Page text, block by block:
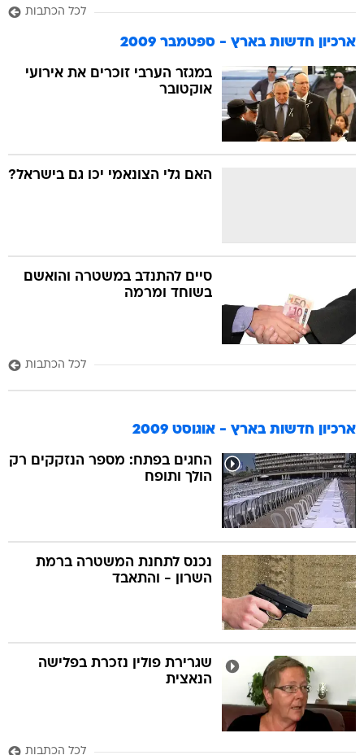
לכל הכתבות
ארכיון חדשות בארץ - ספטמבר 2009
במגזר הערבי זוכרים את אירועי
אוקטובר
האם גלי הצונאמי יכו גם בישראל?
סיים להתנדב במשטרה והואשם
בשוחד ומרמה
לכל הכתבות
ארכיון חדשות בארץ - אוגוסט 2009
החגים בפתח: מספר הנזקקים רק
הולך ותופח
נכנס לתחנת המשטרה ברמת
השרון - והתאבד
שגרירת פולין נזכרת בפלישה
הנאצית
לכל הכתבות